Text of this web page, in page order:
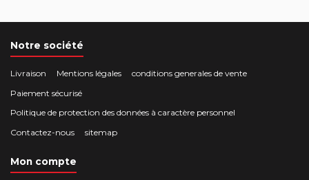
Notre société
Livraison Mentions légales
conditions generales de vente
Paiement sécurisé
Politique de protection des données à caractère personnel
Contactez-nous
sitemap
Mon compte